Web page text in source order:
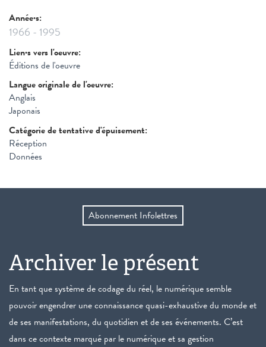
Année·s:
1966 - 1995
Lien·s vers l'oeuvre:
Éditions de l'oeuvre
Langue originale de l'oeuvre:
Anglais
Japonais
Catégorie de tentative d'épuisement:
Réception
Données
Abonnement Infolettres
Archiver le présent
En tant que système de codage du réel, le numérique semble
pouvoir engendrer une connaissance quasi-exhaustive du monde et
de ses manifestations, du quotidien et de ses événements. C’est
dans ce contexte marqué par le numérique et sa gestion